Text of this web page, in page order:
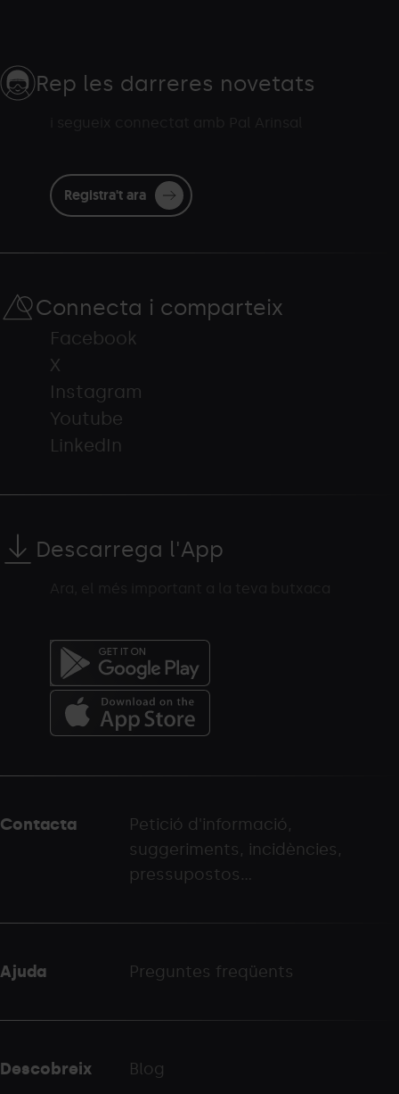
Rep les darreres novetats
Registra't ara
Connecta i comparteix
Facebook
X
Instagram
Youtube
LinkedIn
Descarrega l'App
del
-
Contacta
Petició d'informació,
suggeriments, incidències,
pressupostos...
Ajuda Preguntes freqüents
Descobreix
Blog